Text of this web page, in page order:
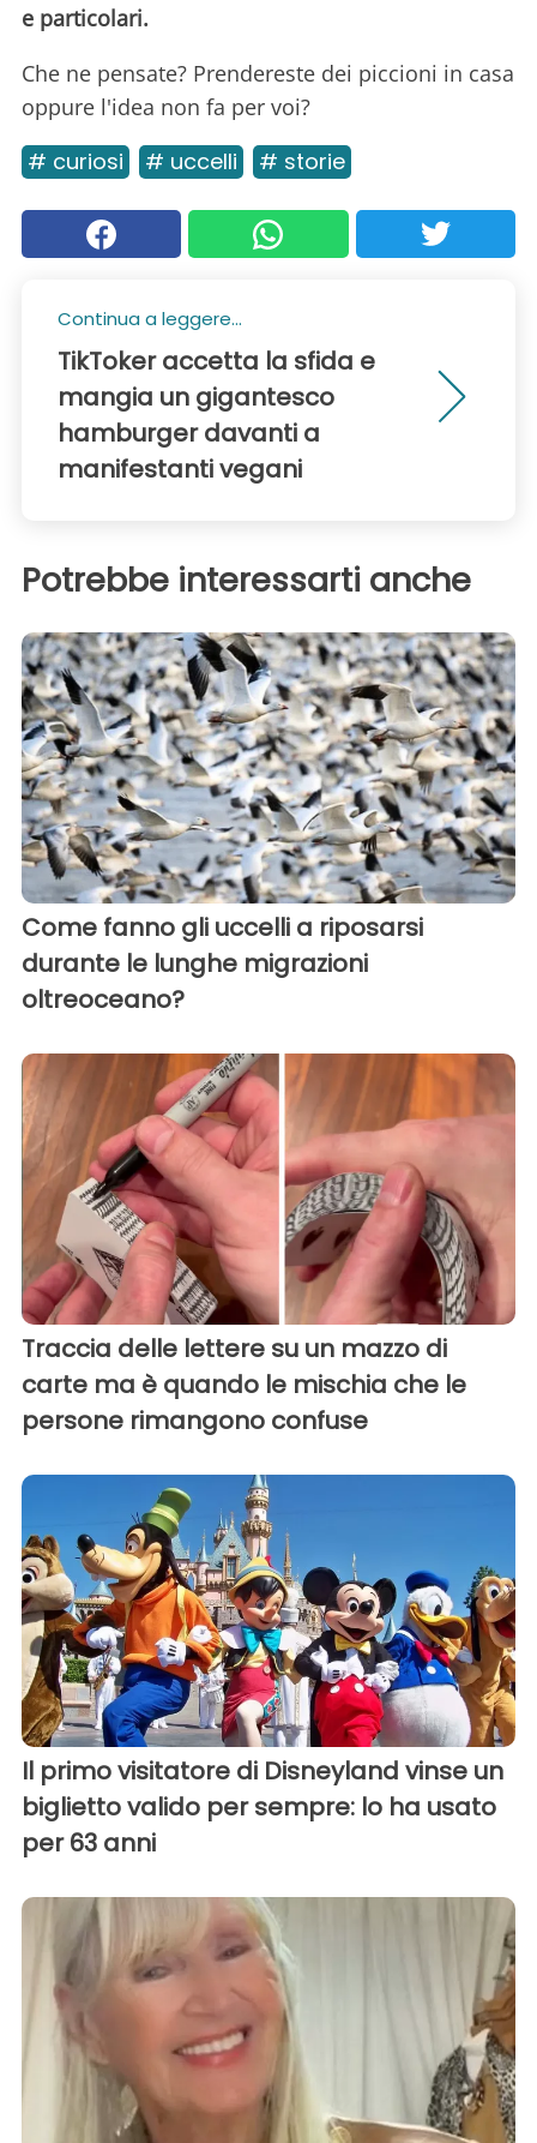
e particolari.
Che ne pensate? Prendereste dei piccioni in casa
oppure l'idea non fa per voi?
# curiosi # uccelli # storie
Continua a leggere...
TikToker accetta la sfida e
mangia un gigantesco
hamburger davanti a
manifestanti vegani
Potrebbe interessarti anche
Come fanno gli uccelli a riposarsi
durante le lunghe migrazioni
oltreoceano?
Traccia delle lettere su un mazzo di
carte ma è quando le mischia che le
persone rimangono confuse
Il primo visitatore di Disneyland vinse un
biglietto valido per sempre: lo ha usato
per 63 anni